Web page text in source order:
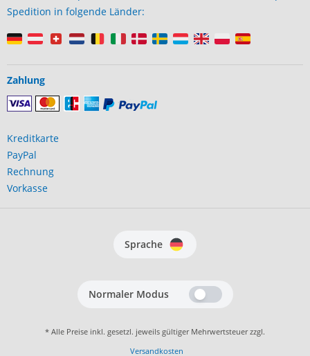
Spedition in folgende Länder:
Zahlung
Kreditkarte
PayPal
Rechnung
Vorkasse
Sprache
Normaler Modus
* Alle Preise inkl. gesetzl. jeweils gültiger Mehrwertsteuer zzgl.
Versandkosten